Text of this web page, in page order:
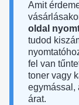
Amit
oldal
tudod
fel van
toner vagy
egymással,
árat.